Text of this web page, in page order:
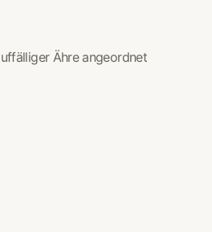
Ähre angeordnet